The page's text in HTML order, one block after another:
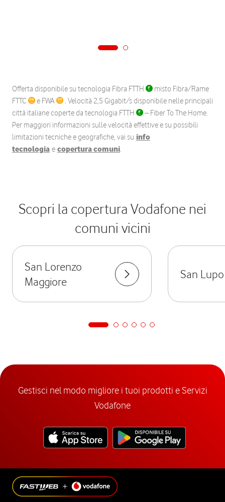
Offerta disponibile su tecnologia Fibra FTTH
misto Fibra/Rame
FTTC
e FWA
. Velocità 2,5 Gigabit/s disponibile nelle principali
città italiane coperte da tecnologia FTTH
– Fiber To The Home.
Per maggiori informazioni sulle velocità effettive e su possibili
limitazioni tecniche e geografiche, vai su info
tecnologia e copertura comuni.
Scopri la copertura Vodafone nei
comuni vicini
San Lorenzo
Maggiore
San Lupo
Gestisci nel modo migliore i tuoi prodotti e Servizi
Vodafone